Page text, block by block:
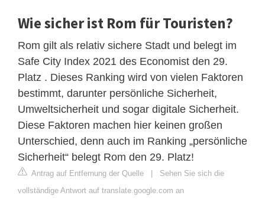
Wie sicher ist Rom für Touristen?
Rom gilt als relativ sichere Stadt und belegt im
Safe City Index 2021 des Economist den 29.
Platz . Dieses Ranking wird von vielen Faktoren
bestimmt, darunter persönliche Sicherheit,
Umweltsicherheit und sogar digitale Sicherheit.
Diese Faktoren machen hier keinen großen
Unterschied, denn auch im Ranking „persönliche
Sicherheit“ belegt Rom den 29. Platz!
Antrag auf Entfernung der Quelle | Sehen Sie sich die
vollständige Antwort auf translate.google.com an